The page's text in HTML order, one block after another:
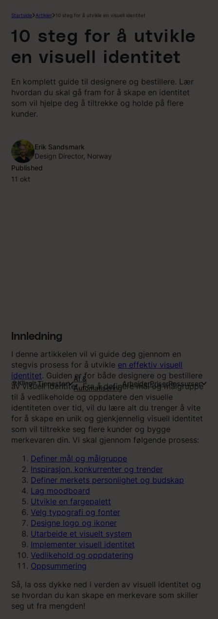
innhold
Tjenester
AI &
Automatisering
ArbeiderPriserRessurser
Startside Artikler 10 steg for å utvikle en visuell identitet
10 steg for å utvikle
en visuell identitet
En komplett guide til designere og bestillere. Lær
hvordan du skal gå fram for å skape en identitet
som vil hjelpe deg å tiltrekke og holde på flere
kunder.
Erik Sandsmark
Design Director, Norway
Published
11 okt
Innledning
I denne artikkelen vil vi guide deg gjennom en
stegvis prosess for å utvikle en effektiv visuell
identitet. Guiden er for både designere og bestillere
av visuell identitet. Fra å definere mål og målgruppe
til å vedlikeholde og oppdatere den visuelle
identiteten over tid, vil du lære alt du trenger å vite
for å skape en unik og gjenkjennelig visuell identitet
som vil tiltrekke seg flere kunder og bygge
merkevaren din. Vi skal gjennom følgende prosess:
Definer mål og målgruppe
Inspirasjon, konkurrenter og trender
Definer merkets personlighet og budskap
Lag moodboard
Utvikle en fargepalett
Velg typografi og fonter
Designe logo og ikoner
Utarbeide et visuelt system
Implementer visuell identitet
Vedlikehold og oppdatering
Oppsummering
Så, la oss dykke ned i verden av visuell identitet og
se hvordan du kan skape en merkevare som skiller
seg ut fra mengden!